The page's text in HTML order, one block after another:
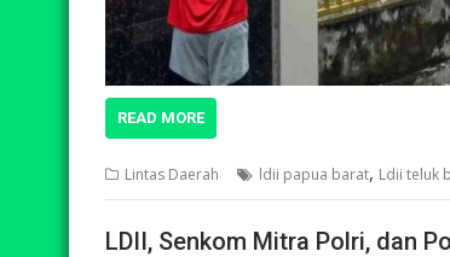
READ MORE
Lintas Daerah ldii papua barat, Ldii teluk
LDII, Senkom Mitra Polri, dan